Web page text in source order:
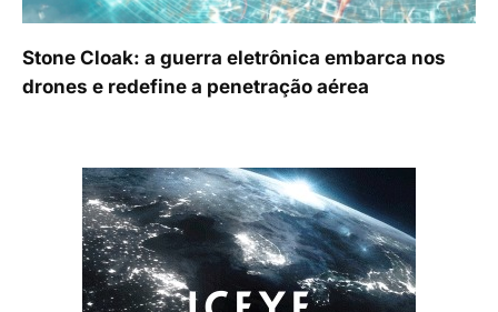
Stone Cloak: a guerra eletrônica embarca nos
drones e redefine a penetração aérea